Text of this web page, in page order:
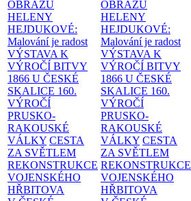
OBRAZŮ
HELENY
HEJDUKOVÉ:
Malování je radost
VÝSTAVA K
VÝROČÍ BITVY
1866 U ČESKÉ
SKALICE 160.
VÝROČÍ
PRUSKO-
RAKOUSKÉ
VÁLKY CESTA
ZA SVĚTLEM
REKONSTRUKCE
VOJENSKÉHO
HŘBITOVA
OBRAZŮ
HELENY
HEJDUKOVÉ:
Malování je radost
VÝSTAVA K
VÝROČÍ BITVY
1866 U ČESKÉ
SKALICE 160.
VÝROČÍ
PRUSKO-
RAKOUSKÉ
VÁLKY CESTA
ZA SVĚTLEM
REKONSTRUKCE
VOJENSKÉHO
HŘBITOVA